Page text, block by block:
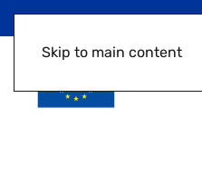
Skip to main content